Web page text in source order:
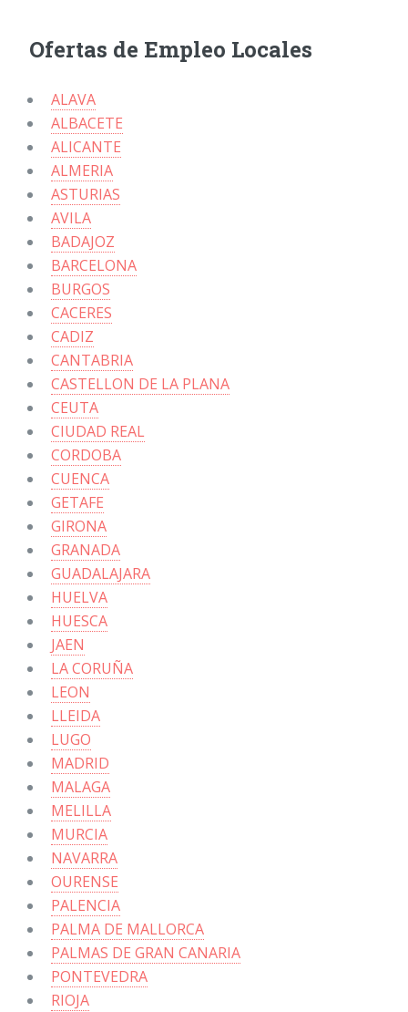
Ofertas de Empleo Locales
ALAVA
ALBACETE
ALICANTE
ALMERIA
ASTURIAS
AVILA
BADAJOZ
BARCELONA
BURGOS
CACERES
CADIZ
CANTABRIA
CASTELLON DE LA PLANA
CEUTA
CIUDAD REAL
CORDOBA
CUENCA
GETAFE
GIRONA
GRANADA
GUADALAJARA
HUELVA
HUESCA
JAEN
LA CORUÑA
LEON
LLEIDA
LUGO
MADRID
MALAGA
MELILLA
MURCIA
NAVARRA
OURENSE
PALENCIA
PALMA DE MALLORCA
PALMAS DE GRAN CANARIA
PONTEVEDRA
RIOJA